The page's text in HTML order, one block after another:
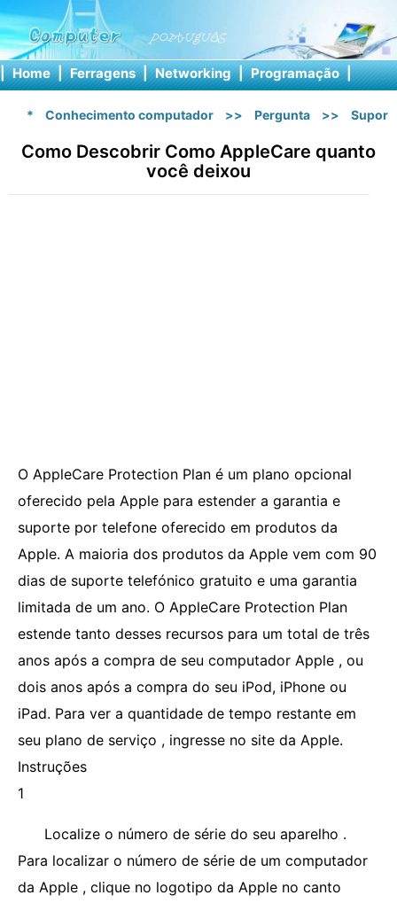
| Home | Ferragens | Networking | Programação |
* Conhecimento computador >> Pergunta >>
Como Descobrir Como AppleCare quanto
você deixou
O AppleCare Protection Plan é um plano opcional
oferecido pela Apple para estender a garantia e
suporte por telefone oferecido em produtos da
Apple. A maioria dos produtos da Apple vem com 90
dias de suporte telefónico gratuito e uma garantia
limitada de um ano. O AppleCare Protection Plan
estende tanto desses recursos para um total de três
anos após a compra de seu computador Apple , ou
dois anos após a compra do seu iPod, iPhone ou
iPad. Para ver a quantidade de tempo restante em
seu plano de serviço , ingresse no site da Apple.
Instruções
1
Localize o número de série do seu aparelho .
Para localizar o número de série de um computador
da Apple , clique no logotipo da Apple no canto